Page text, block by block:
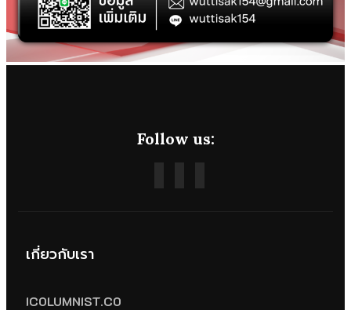
Follow us:
เกี่ยวกับเรา
ICOLUMNIST.CO